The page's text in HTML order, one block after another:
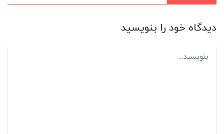
دیدگاه خود را بنویسید